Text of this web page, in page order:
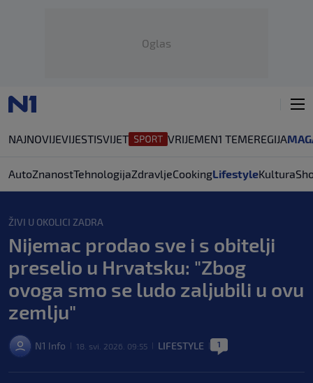
Oglas
NAJNOVIJEVIJESTISVIJET VRIJEMEN1 TEMEREGIJA
AutoZnanostTehnologijaZdravljeCookingLifestyleKultura
ŽIVI U OKOLICI ZADRA
Nijemac prodao sve i s obitelji
preselio u Hrvatsku: "Zbog
ovoga smo se ludo zaljubili u ovu
zemlju"
N1 Info 18. svi. 2026. 09:55 LIFESTYLE 1